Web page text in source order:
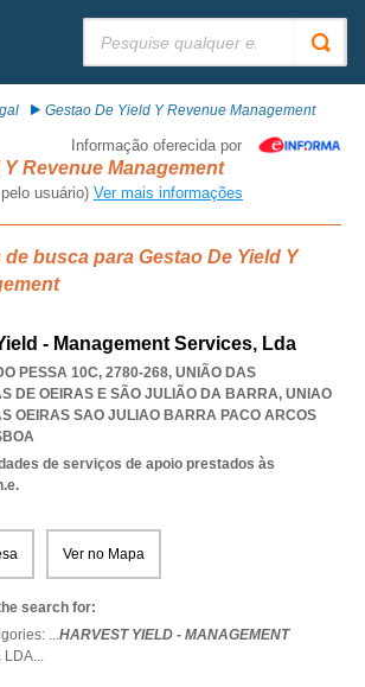
Gestao De Yield Y Revenue Management
Informação oferecida por
Y Revenue Management
usuário) Ver mais informações
busca para Gestao De Yield Y
- Management Services, Lda
PESSA 10C, 2780-268, UNIÃO DAS
DE OEIRAS E SÃO JULIÃO DA BARRA, UNIAO
OEIRAS SAO JULIAO BARRA PACO ARCOS
de serviços de apoio prestados às
Ver no Mapa
search for:
...HARVEST YIELD - MANAGEMENT
LDA...